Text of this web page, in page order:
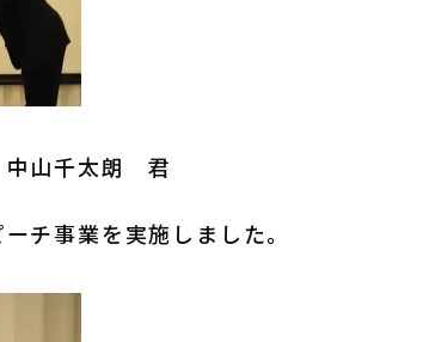
山千太朗 君
チ事業を実施しました。